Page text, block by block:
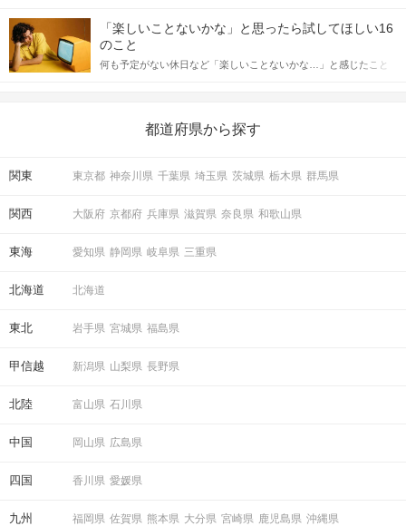
合にどのような行動に繋げるべきかをご紹介していきます。
しかし、中には「どう誘ったらいいの？」とお困りの男性もいら
っしゃるのではないでしょうか。 そこで今回は、男性から女性へ
送るLINEでのデートの誘い方のコツをご紹介します。例文も混じ
えながら解説するので、ぜひ参考にしてください。
「楽しいことないかな」と思ったら試してほしい16
のこと
何も予定がない休日など「楽しいことないかな…」と感じたこと
の楽しいことアイデアを集めました♪ いままさに楽しいことを探し
都道府県から探す
関東 東京都 神奈川県 千葉県 埼玉県 茨城県 栃木県 群馬県
関西 大阪府 京都府 兵庫県 滋賀県 奈良県 和歌山県
東海 愛知県 静岡県 岐阜県 三重県
北海道 北海道
東北 岩手県 宮城県 福島県
甲信越 新潟県 山梨県 長野県
北陸 富山県 石川県
中国 岡山県 広島県
四国 香川県 愛媛県
九州
福岡県 佐賀県 熊本県 大分県 宮崎県 鹿児島県 沖縄県